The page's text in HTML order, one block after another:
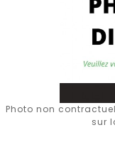
Photo non
sur